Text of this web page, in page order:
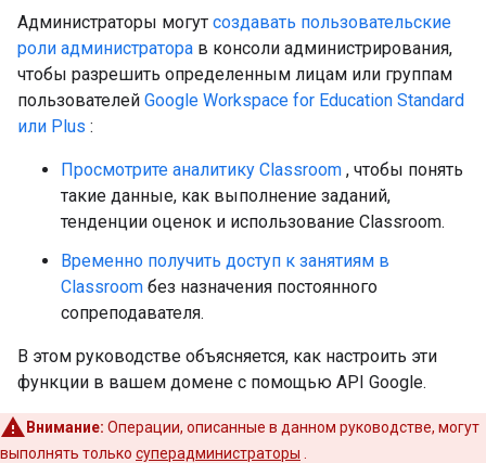
Администраторы могут создавать пользовательские
роли администратора в консоли администрирования,
чтобы разрешить определенным лицам или группам
пользователей Google Workspace for Education Standard
или Plus :
Просмотрите аналитику Classroom , чтобы понять
такие данные, как выполнение заданий,
тенденции оценок и использование Classroom.
Временно получить доступ к занятиям в
Classroom без назначения постоянного
сопреподавателя.
В этом руководстве объясняется, как настроить эти
функции в вашем домене с помощью API Google.
Внимание: Операции, описанные в данном руководстве, могут
выполнять только суперадминистраторы